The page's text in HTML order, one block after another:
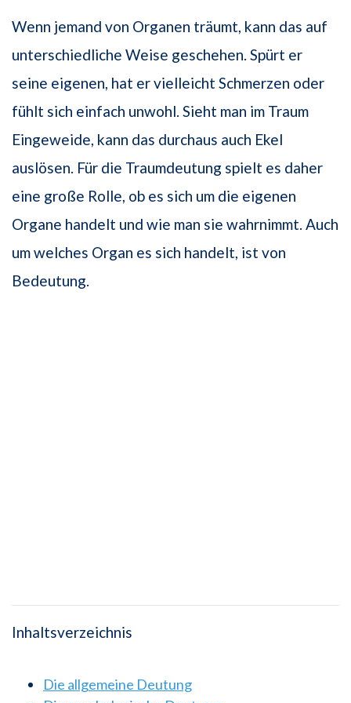
Wenn jemand von Organen träumt, kann das auf
unterschiedliche Weise geschehen. Spürt er
seine eigenen, hat er vielleicht Schmerzen oder
fühlt sich einfach unwohl. Sieht man im Traum
Eingeweide, kann das durchaus auch Ekel
auslösen. Für die Traumdeutung spielt es daher
eine große Rolle, ob es sich um die eigenen
Organe handelt und wie man sie wahrnimmt. Auch
um welches Organ es sich handelt, ist von
Bedeutung.
Inhaltsverzeichnis
Die allgemeine Deutung